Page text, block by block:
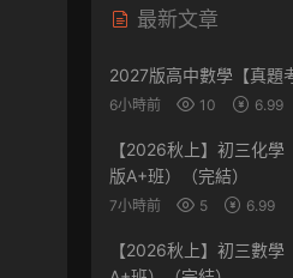
最新文章
2027版高中數學【真題
6小時前 10 6.99
【2026秋上】初三化
版A+班）（完結）
7小時前 5 6.99
【2026秋上】初三數